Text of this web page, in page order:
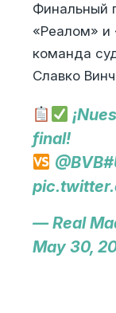
Финальный
«Реалом» и
команда
Славко
final!
@BVB
— Real
May 30,